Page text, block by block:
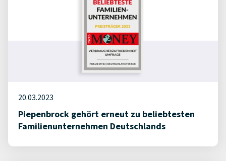
20.03.2023
Piepenbrock gehört erneut zu beliebtesten
Familienunternehmen Deutschlands